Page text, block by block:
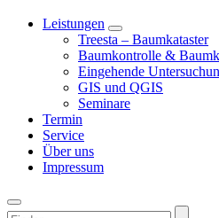
Leistungen
Treesta – Baumkataster
Baumkontrolle &
Eingehende
GIS und QGIS
Seminare
Termin
Service
Über uns
Impressum
Finden...